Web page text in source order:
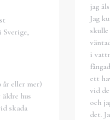
år eller mer)
hus
skada
jag
Jag
i
ett
vid
och
det.